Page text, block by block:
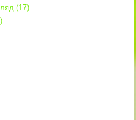
(17)